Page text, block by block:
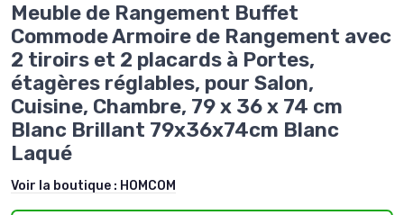
Meuble de Rangement Buffet
Commode Armoire de Rangement avec
2 tiroirs et 2 placards à Portes,
étagères réglables, pour Salon,
Cuisine, Chambre, 79 x 36 x 74 cm
Blanc Brillant 79x36x74cm Blanc
Laqué
Voir la boutique : HOMCOM